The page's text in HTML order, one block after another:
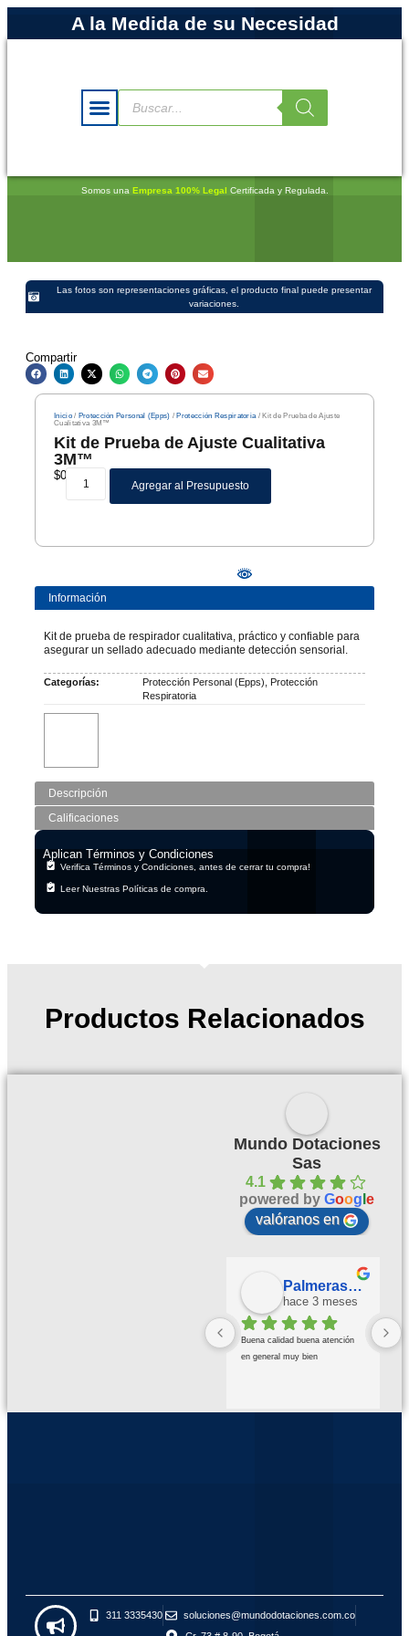
A la Medida de su Necesidad
Somos una Empresa 100% Legal Certificada y Regulada.
Las fotos son representaciones gráficas, el producto final puede presentar
variaciones.
Compartir
Inicio/ Protección Personal (Epps) /Protección Respiratoria / Kit de Prueba de Ajuste
Cualitativa 3M™
Kit de Prueba de Ajuste Cualitativa
3M™
$0
Agregar al Presupuesto
Información
Descripción
Calificaciones
Kit de prueba de respirador cualitativa, práctico y confiable para
asegurar un sellado adecuado mediante detección sensorial.
Categorías: Protección Personal (Epps)
Protección
Respiratoria
Aplican Términos y Condiciones
Verifica Términos y Condiciones, antes de cerrar tu compra!
Leer Nuestras Políticas de compra.
Productos Relacionados
Mundo Dotaciones
Sas
4.1
powered by Goog e
valóranos en
Palmeras Doradas
hace 3 meses
Buena calidad buena atención
en general muy bien
311 3335430
soluciones@mundodotaciones.com.co